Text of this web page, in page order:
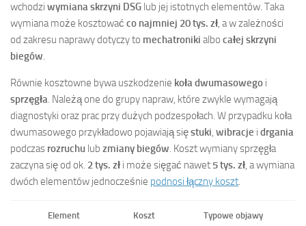
wchodzi wymiana skrzyni DSG lub jej istotnych elementów. Taka
wymiana może kosztować co najmniej 20 tys. zł, a w zależności
od zakresu naprawy dotyczy to mechatroniki albo całej skrzyni
biegów.
Równie kosztowne bywa uszkodzenie koła dwumasowego i
sprzęgła. Należą one do grupy napraw, które zwykle wymagają
diagnostyki oraz prac przy dużych podzespołach. W przypadku koła
dwumasowego przykładowo pojawiają sięstuki, wibracje i drgania
podczas rozruchu lub zmiany biegów. Koszt wymiany sprzęgła
zaczyna się od ok. 2 tys. zł i może sięgać nawet 5 tys. zł, a wymiana
dwóch elementów jednocześnie podnosi łączny koszt.
Element
Koszt
Typowe objawy